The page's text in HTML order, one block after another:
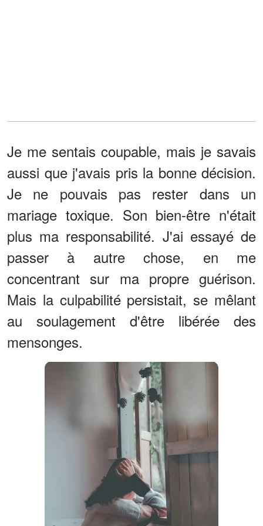
Je me sentais coupable, mais je savais
aussi que j'avais pris la bonne décision.
Je ne pouvais pas rester dans un
mariage toxique. Son bien-être n'était
plus ma responsabilité. J'ai essayé de
passer à autre chose, en me
concentrant sur ma propre guérison.
Mais la culpabilité persistait, se mêlant
au soulagement d'être libérée des
mensonges.